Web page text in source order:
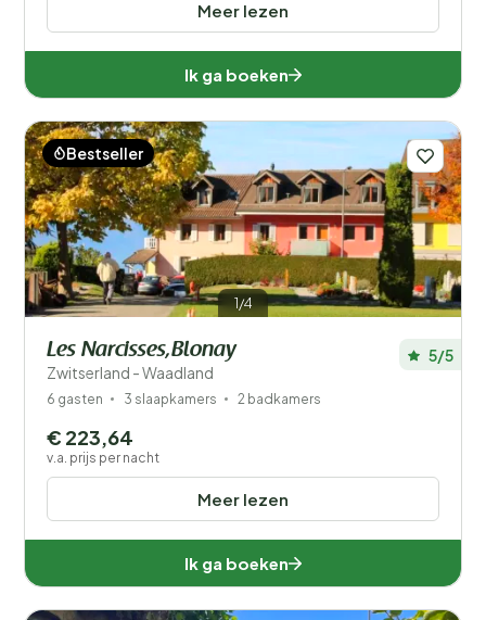
Meer lezen
Ik ga boeken
1/4
Bestseller
Les Narcisses,Blonay
Zwitserland - Waadland
5/5
6 gasten 3 slaapkamers 2 badkamers
Meer lezen
€ 223,64
v.a. prijs per nacht
Ik ga boeken